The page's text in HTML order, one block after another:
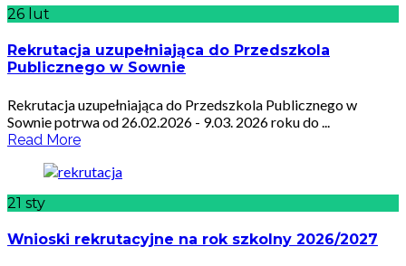
26 lut
Rekrutacja uzupełniająca do Przedszkola
Publicznego w Sownie
Rekrutacja uzupełniająca do Przedszkola Publicznego w
Sownie potrwa od 26.02.2026 - 9.03. 2026 roku do ...
Read More
21 sty
Wnioski rekrutacyjne na rok szkolny 2026/2027